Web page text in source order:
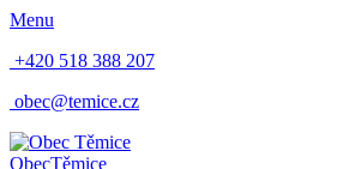
Menu
+420 518 388 207
obec@temice.cz
ObecTěmice